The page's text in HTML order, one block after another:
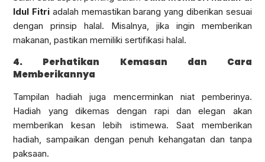
Idul Fitri adalah memastikan barang yang diberikan sesuai
dengan prinsip halal. Misalnya, jika ingin memberikan
makanan, pastikan memiliki sertifikasi halal.
4. Perhatikan Kemasan dan Cara
Memberikannya
Tampilan hadiah juga mencerminkan niat pemberinya.
Hadiah yang dikemas dengan rapi dan elegan akan
memberikan kesan lebih istimewa. Saat memberikan
hadiah, sampaikan dengan penuh kehangatan dan tanpa
paksaan.